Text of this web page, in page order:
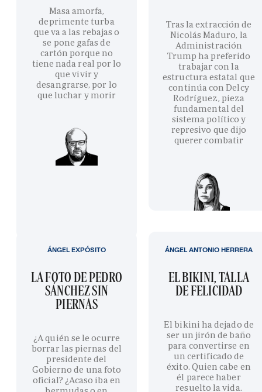
Masa amorfa,
deprimente turba
que va a las rebajas o
se pone gafas de
cartón porque no
tiene nada real por lo
que vivir y
desangrarse, por lo
que luchar y morir
Tras la extracción de
Nicolás Maduro, la
Administración
Trump ha preferido
trabajar con la
estructura estatal que
continúa con Delcy
Rodríguez, pieza
fundamental del
sistema político y
represivo que dijo
querer combatir
LA FOTO DE PEDRO
SÁNCHEZ SIN
PIERNAS
¿A quién se le ocurre
borrar las piernas del
presidente del
Gobierno de una foto
oficial? ¿Acaso iba en
ÁNGEL EXPÓSITO
EL BIKINI, TALLA
DE FELICIDAD
El bikini ha dejado de
ser un jirón de baño
para convertirse en
un certificado de
éxito. Quien cabe en
él parece haber
resuelto la vida.
ÁNGEL ANTONIO HERRERA